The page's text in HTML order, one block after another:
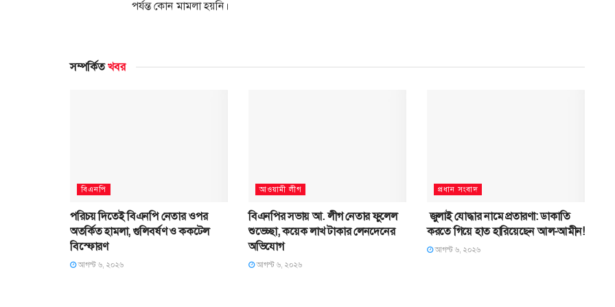
পর্যন্ত কোন মামলা হয়নি।
সম্পর্কিতখবর
বিএনপি
পরিচয় দিতেই বিএনপি নেতার ওপর
অতর্কিত হামলা, গুলিবর্ষণ ও ককটেল
বিস্ফোরণ
আগস্ট ৬, ২০২৬
আওয়ামী লীগ
বিএনপির সভায় আ. লীগ নেতার ফুলেল
শুভেচ্ছা, কয়েক লাখ টাকার লেনদেনের
অভিযোগ
আগস্ট ৬, ২০২৬
প্রধান সংবাদ
জুলাই যোদ্ধার নামে প্রতারণা: ডাকাতি
করতে গিয়ে হাত হারিয়েছেন আল-আমীন!
আগস্ট ৬, ২০২৬